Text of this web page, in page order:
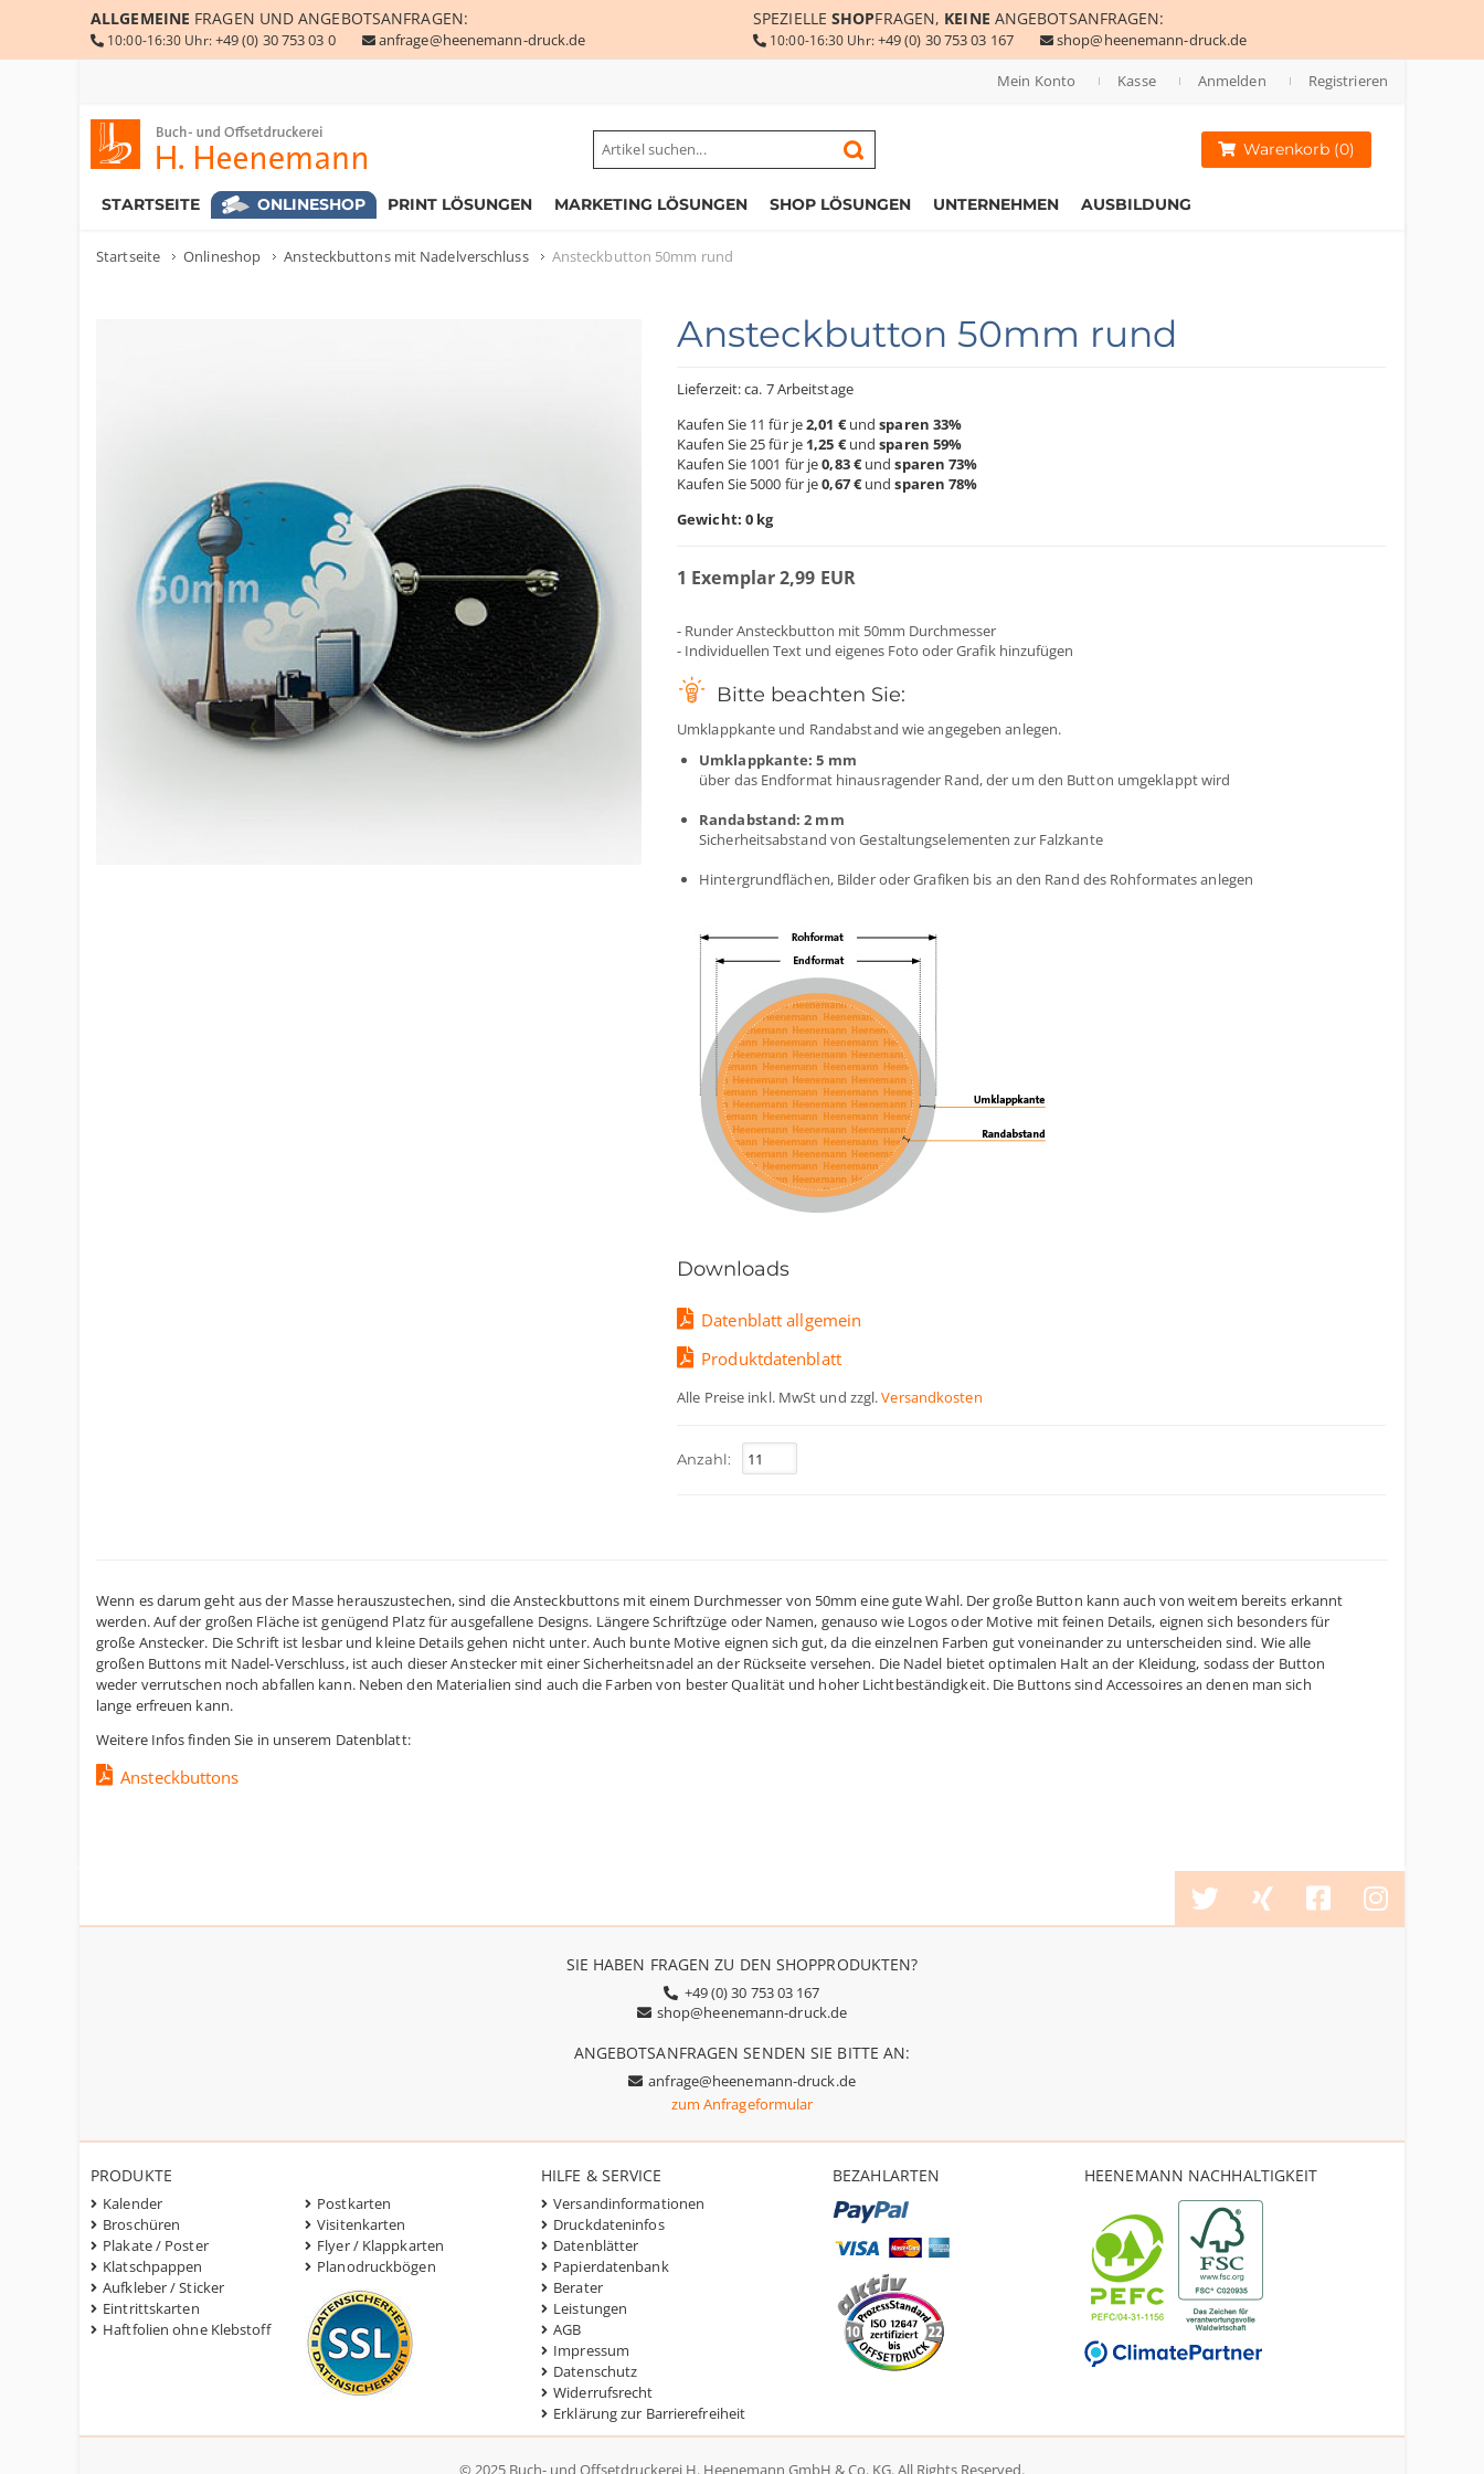
ALLGEMEINE FRAGEN UND ANGEBOTSANFRAGEN:
10:00-16:30 Uhr:+49 (0) 30 753 03 0 anfrage@heenemann-druck.de
SPEZIELLE SHOPFRAGEN, KEINE ANGEBOTSANFRAGEN:
10:00-16:30 Uhr:+49 (0) 30 753 03 167 shop@heenemann-druck.de
Mein Konto Kasse Anmelden Registrieren
Warenkorb (0)
STARTSEITE ONLINESHOP PRINT LÖSUNGEN MARKETING LÖSUNGEN SHOP LÖSUNGEN UNTERNEHMEN AUSBILDUNG
Startseite Onlineshop Ansteckbuttons mit Nadelverschluss Ansteckbutton 50mm rund
Ansteckbutton 50mm rund
Lieferzeit: ca. 7 Arbeitstage
Kaufen Sie 11 für je2,01 €undsparen 33%
Kaufen Sie 25 für je 1,25 €undsparen 59%
Kaufen Sie 1001 für je0,83 €undsparen73%
Kaufen Sie 5000 für je0,67 €undsparen78%
Gewicht: 0 kg
1 Exemplar 2,99 EUR
- Runder Ansteckbutton mit 50mm Durchmesser
- Individuellen Text und eigenes Foto oder Grafik hinzufügen
Bitte beachten Sie:
Umklappkante und Randabstand wie angegeben anlegen.
Umklappkante: 5 mm
über das Endformat hinausragender Rand, der um den Button umgeklappt wird
Randabstand: 2 mm
Sicherheitsabstand von Gestaltungselementen zur Falzkante
Hintergrundflächen, Bilder oder Grafiken bis an den Rand des Rohformates anlegen
Downloads
Datenblatt allgemein
Produktdatenblatt
Alle Preise inkl. MwSt und zzgl.Versandkosten
Anzahl:
Wenn es darum geht aus der Masse herauszustechen, sind die Ansteckbuttons mit einem Durchmesser von 50mm eine gute Wahl. Der große Button kann auch von weitem bereits erkannt
werden. Auf der großen Fläche ist genügend Platz für ausgefallene Designs. Längere Schriftzüge oder Namen, genauso wie Logos oder Motive mit feinen Details, eignen sich besonders für
große Anstecker. Die Schrift ist lesbar und kleine Details gehen nicht unter. Auch bunte Motive eignen sich gut, da die einzelnen Farben gut voneinander zu unterscheiden sind. Wie alle
großen Buttons mit Nadel-Verschluss, ist auch dieser Anstecker mit einer Sicherheitsnadel an der Rückseite versehen. Die Nadel bietet optimalen Halt an der Kleidung, sodass der Button
weder verrutschen noch abfallen kann. Neben den Materialien sind auch die Farben von bester Qualität und hoher Lichtbeständigkeit. Die Buttons sind Accessoires an denen man sich
lange erfreuen kann.
Weitere Infos finden Sie in unserem Datenblatt:
Ansteckbuttons
SIE HABEN FRAGEN ZU DEN SHOPPRODUKTEN?
+49 (0) 30 753 03 167
shop@heenemann-druck.de
ANGEBOTSANFRAGEN SENDEN SIE BITTE AN:
anfrage@heenemann-druck.de
zum Anfrageformular
PRODUKTE
Kalender
Broschüren
Plakate / Poster
Klatschpappen
Aufkleber / Sticker
Eintrittskarten
Haftfolien ohne Klebstoff
Postkarten
Visitenkarten
Flyer / Klappkarten
Planodruckbögen
HILFE & SERVICE
Versandinformationen
Druckdateninfos
Datenblätter
Papierdatenbank
Berater
Leistungen
AGB
Impressum
Datenschutz
Widerrufsrecht
Erklärung zur Barrierefreiheit
BEZAHLARTEN HEENEMANN NACHHALTIGKEIT
© 2025 Buch- und Offsetdruckerei H. Heenemann GmbH & Co. KG. All Rights Reserved.